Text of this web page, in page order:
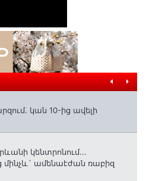
կան 10-ից ավելի
կենտրոնում...
մինչև` ամենաէժան ռաբիզ